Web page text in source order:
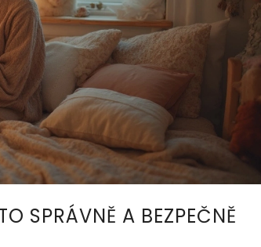
SPRÁVNĚ A BEZPEČNĚ